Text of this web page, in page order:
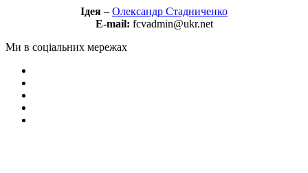
Ідея – Олександр Стадниченко
E-mail: fcvadmin@ukr.net
Ми в соціальних мережах